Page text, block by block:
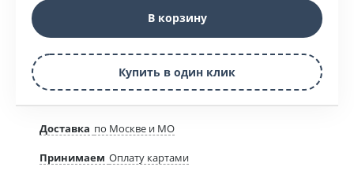
В корзину
Купить в один клик
Доставка по Москве и МО
Принимаем Оплату картами